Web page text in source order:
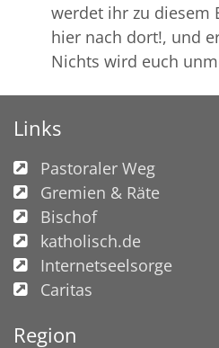
werdet ihr zu diesem
hier nach dort!, und
Nichts wird euch
Links
Pastoraler Weg
Gremien & Räte
Bischof
katholisch.de
Internetseelsorge
Caritas
Region